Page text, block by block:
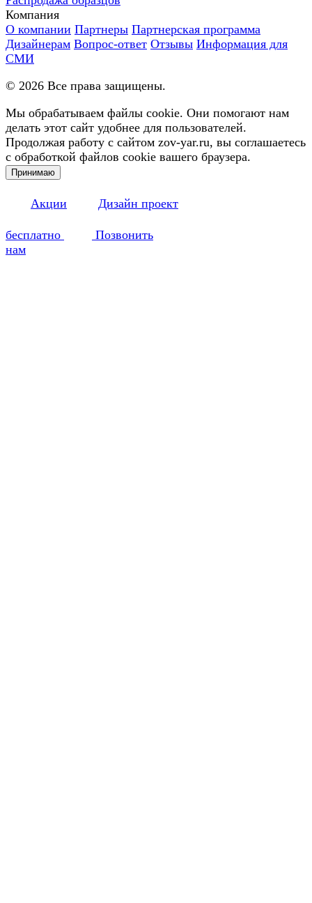
Компания
О компании Партнеры Партнерская программа
Дизайнерам Вопрос-ответ Отзывы Информация для
СМИ
© 2026 Все права защищены.
Мы обрабатываем файлы cookie. Они помогают нам
делать этот сайт удобнее для пользователей.
Продолжая работу с сайтом zov-yar.ru, вы соглашаетесь
с обработкой файлов cookie вашего браузера.
Принимаю
Акции Дизайн проект
бесплатно
Позвонить
нам